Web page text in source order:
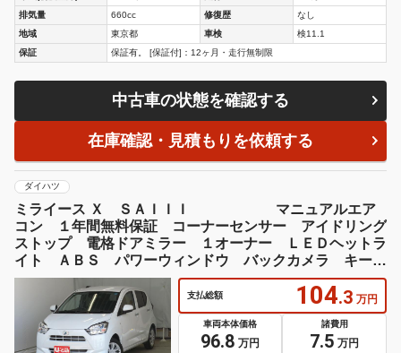
排気量
660cc 修復歴
なし
地域
東京都 車検
検11.1
保証
保証有。 [保証付]：12ヶ月・走行無制限
中古車の状態を確認する
在庫確認・見積もりを依頼する
ダイハツ
ミライース Ｘ ＳＡＩＩＩ マニュアルエア
コン １年間無料保証 コーナーセンサー アイドリング
ストップ 電格ドアミラー １オーナー ＬＥＤヘットラ
イト ＡＢＳ パワーウィンドウ バックカメラ キーレ
スエントリー 衝突回避支援ブレーキ ペダル踏み間違い
支払総額 104.3 万円
車両本体価格
96.8 万円
諸費用
7.5 万円